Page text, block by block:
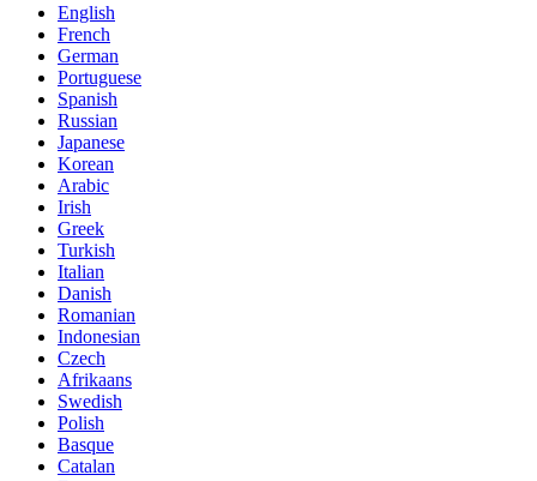
English
French
German
Portuguese
Spanish
Russian
Japanese
Korean
Arabic
Irish
Greek
Turkish
Italian
Danish
Romanian
Indonesian
Czech
Afrikaans
Swedish
Polish
Basque
Catalan